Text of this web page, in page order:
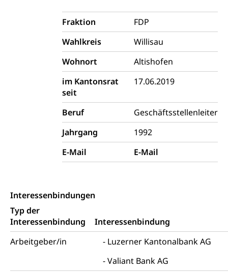
Fraktion
FDP
Wahlkreis
Willisau
Wohnort
Altishofen
im Kantonsrat
seit
17.06.2019
Beruf
Geschäftsstellenleiter
Jahrgang
1992
E-Mail
E-Mail
Interessenbindungen
Typ der
Interessenbindung
Interessenbindung
Arbeitgeber/in
Luzerner Kantonalbank AG
Valiant Bank AG
Musik, Entwicklung, Programmbeiträge,
Filmförderung, Regionale Förderfonds,
Werkankäufe, Kunstankäufe, Kunst und Bau, Schule
und Kultur, Kulturgesuche, Kulturvermittlung
Kulturförderung und Vermittlung
Angebote für Schulklassen
Zentralschweizer Filmförderung
Schiene und öffentlicher Verkehr
Schienenverkehr, Zugverkehr, Bahnverkehr,
Transportmittel, öffentlicher Verkehr
Verkehrsverbund Luzern VVL
Schifffahrt
Flussschifffahrt
Strasse
Autoverkehr, Lastwagenverkehr, Schwerverkehr,
leistungsabhängige Schwerverkehrsabgabe,
Langsamverkehr, Transportmittel, Auto, Motorrad,